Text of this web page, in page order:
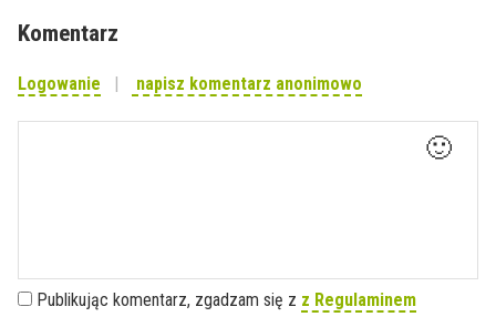
Komentarz
Logowanie napisz komentarz anonimowo
🙂
Publikując komentarz, zgadzam się z z Regulaminem